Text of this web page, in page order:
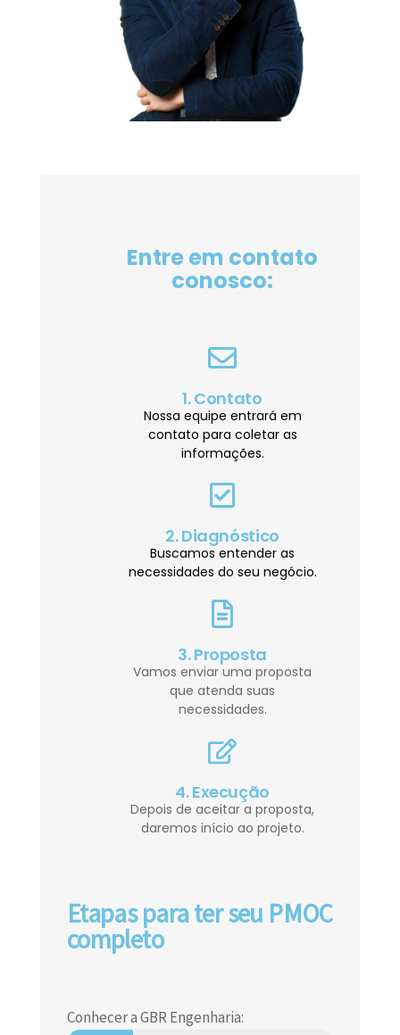
Entre em contato
conosco:
1. Contato
Nossa equipe entrará em
contato para coletar as
informações.
2. Diagnóstico
Buscamos entender as
necessidades do seu negócio.
3. Proposta
Vamos enviar uma proposta
que atenda suas
necessidades.
4. Execução
Depois de aceitar a proposta,
daremos início ao projeto.
Etapas para ter seu PMOC
completo
Conhecer a GBR Engenharia: